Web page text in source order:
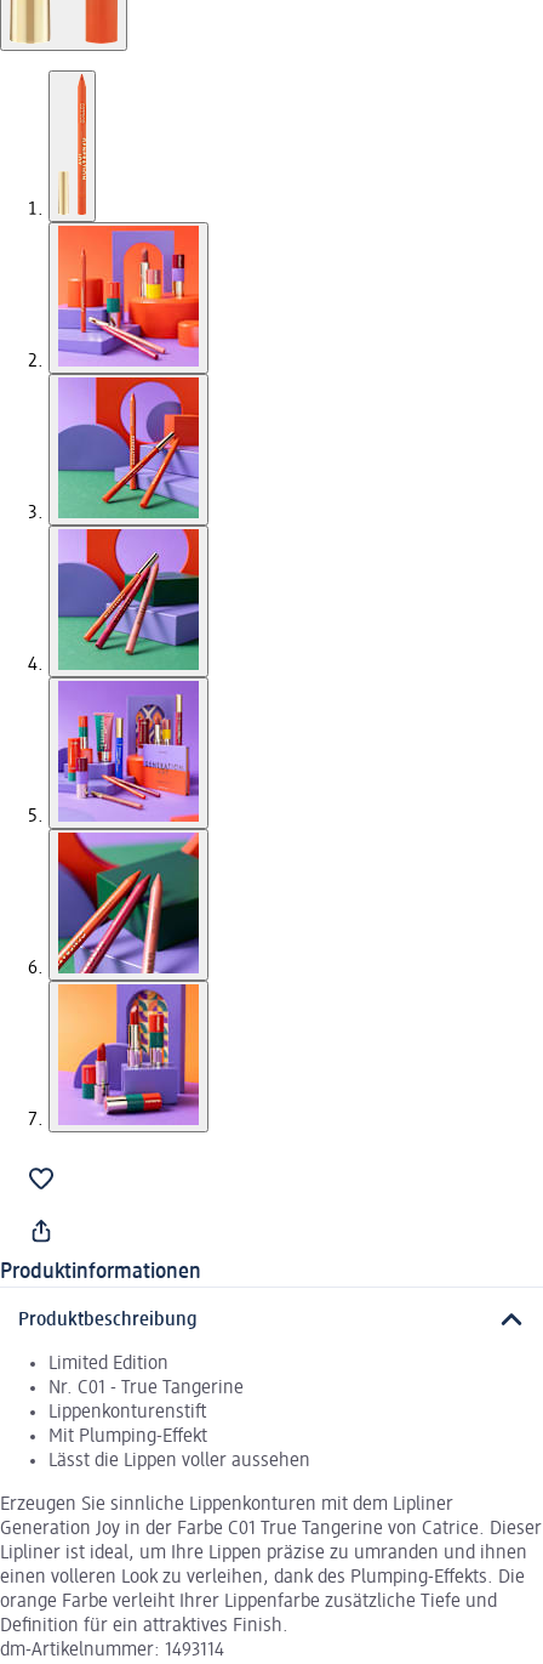
Produktinformationen
Produktbeschreibung
Limited Edition
Nr. C01 - True Tangerine
Lippenkonturenstift
Mit Plumping-Effekt
Lässt die Lippen voller aussehen
Erzeugen Sie sinnliche Lippenkonturen mit dem Lipliner
Generation Joy in der Farbe C01 True Tangerine von Catrice. Dieser
Lipliner ist ideal, um Ihre Lippen präzise zu umranden und ihnen
einen volleren Look zu verleihen, dank des Plumping-Effekts. Die
orange Farbe verleiht Ihrer Lippenfarbe zusätzliche Tiefe und
Definition für ein attraktives Finish.
dm-Artikelnummer: 1493114